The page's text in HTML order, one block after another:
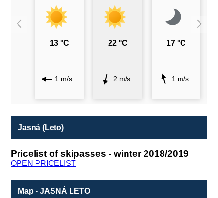
13 °C
1 m/s
22 °C
2 m/s
17 °C
1 m/s
Jasná (Leto)
Pricelist of skipasses - winter 2018/2019
OPEN PRICELIST
Map - JASNÁ LETO